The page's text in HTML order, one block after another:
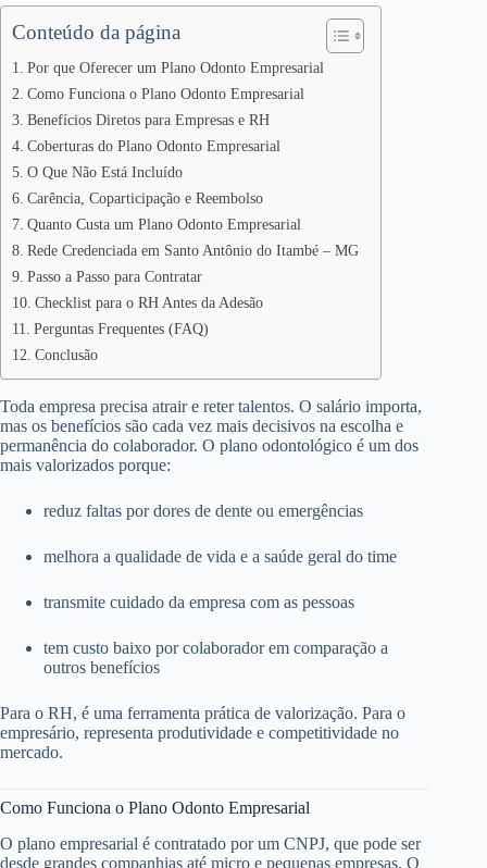
Conteúdo da página
Por que Oferecer um Plano Odonto Empresarial
Como Funciona o Plano Odonto Empresarial
Benefícios Diretos para Empresas e RH
Coberturas do Plano Odonto Empresarial
O Que Não Está Incluído
Carência, Coparticipação e Reembolso
Quanto Custa um Plano Odonto Empresarial
Rede Credenciada em Santo Antônio do Itambé – MG
Passo a Passo para Contratar
Checklist para o RH Antes da Adesão
Perguntas Frequentes (FAQ)
Conclusão
Toda empresa precisa atrair e reter talentos. O salário importa,
mas os benefícios são cada vez mais decisivos na escolha e
permanência do colaborador. O plano odontológico é um dos
mais valorizados porque:
reduz faltas por dores de dente ou emergências
melhora a qualidade de vida e a saúde geral do time
transmite cuidado da empresa com as pessoas
tem custo baixo por colaborador em comparação a
outros benefícios
Para o RH, é uma ferramenta prática de valorização. Para o
empresário, representa produtividade e competitividade no
mercado.
Como Funciona o Plano Odonto Empresarial
O plano empresarial é contratado por um CNPJ, que pode ser
desde grandes companhias até micro e pequenas empresas. O